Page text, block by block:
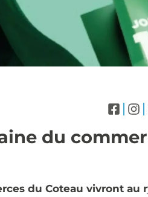
du
du Coteau vivront au